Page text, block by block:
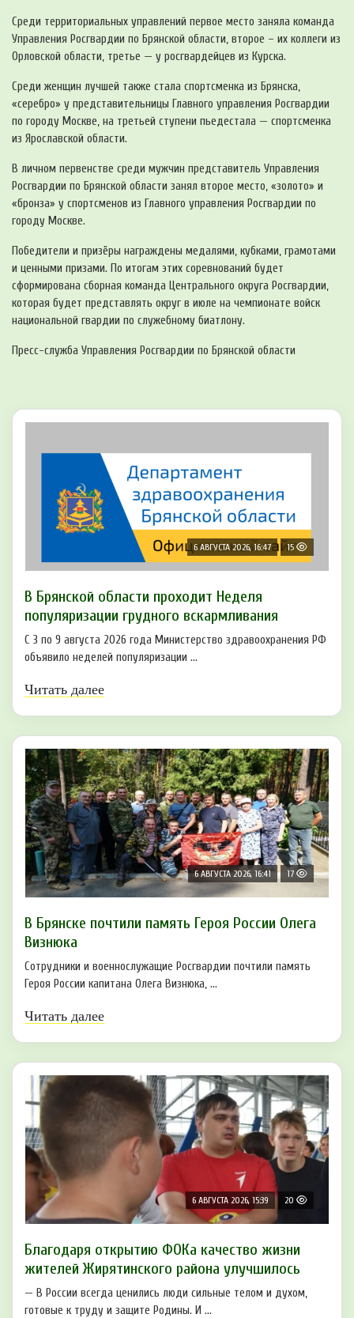
Среди территориальных управлений первое место заняла команда
Управления Росгвардии по Брянской области, второе – их коллеги из
Орловской области, третье — у росгвардейцев из Курска.
Среди женщин лучшей также стала спортсменка из Брянска,
«серебро» у представительницы Главного управления Росгвардии
по городу Москве, на третьей ступени пьедестала — спортсменка
из Ярославской области.
В личном первенстве среди мужчин представитель Управления
Росгвардии по Брянской области занял второе место, «золото» и
«бронза» у спортсменов из Главного управления Росгвардии по
городу Москве.
Победители и призёры награждены медалями, кубками, грамотами
и ценными призами. По итогам этих соревнований будет
сформирована сборная команда Центрального округа Росгвардии,
которая будет представлять округ в июле на чемпионате войск
национальной гвардии по служебному биатлону.
Пресс-служба Управления Росгвардии по Брянской области
6 АВГУСТА 2026, 16:47 15
В Брянской области проходит Неделя
популяризации грудного вскармливания
С 3 по 9 августа 2026 года Министерство здравоохранения РФ
объявило неделей популяризации ...
Читать далее
6 АВГУСТА 2026, 16:41 17
В Брянске почтили память Героя России Олега
Визнюка
Сотрудники и военнослужащие Росгвардии почтили память
Героя России капитана Олега Визнюка, ...
Читать далее
6 АВГУСТА 2026, 15:39 20
Благодаря открытию ФОКа качество жизни
жителей Жирятинского района улучшилось
— В России всегда ценились люди сильные телом и духом,
готовые к труду и защите Родины. И ...